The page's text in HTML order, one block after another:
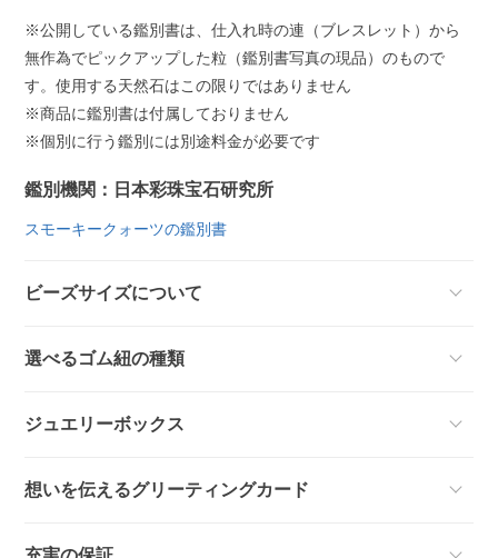
※公開している鑑別書は、仕入れ時の連（ブレスレット）から
無作為でピックアップした粒（鑑別書写真の現品）のもので
す。使用する天然石はこの限りではありません
※商品に鑑別書は付属しておりません
※個別に行う鑑別には別途料金が必要です
鑑別機関：日本彩珠宝石研究所
スモーキークォーツの鑑別書
ビーズサイズについて
選べるゴム紐の種類
ジュエリーボックス
想いを伝えるグリーティングカード